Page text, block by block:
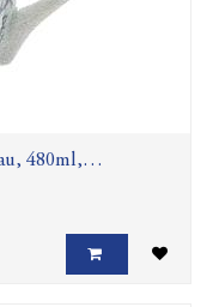
480ml,